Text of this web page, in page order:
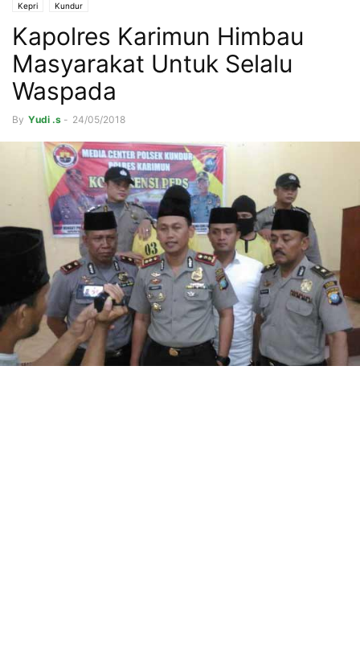
Kepri Kundur
Kapolres Karimun Himbau
Masyarakat Untuk Selalu
Waspada
By Yudi .s - 24/05/2018